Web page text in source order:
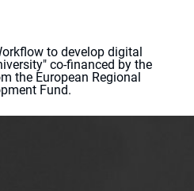
to develop digital
co-financed by the
the European Regional
Fund.